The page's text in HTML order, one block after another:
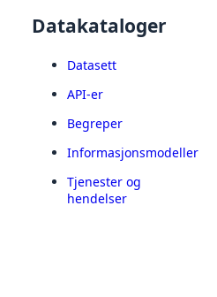
Datakataloger
Datasett
API-er
Begreper
Informasjonsmodeller
Tjenester og
hendelser